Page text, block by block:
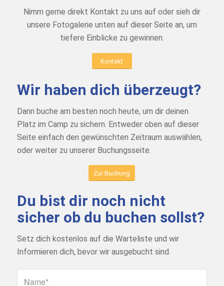
Nimm gerne direkt Kontakt zu uns auf oder sieh dir
unsere Fotogalerie unten auf dieser Seite an, um
tiefere Einblicke zu gewinnen.
Kontakt
Wir haben dich überzeugt?
Dann buche am besten noch heute, um dir deinen
Platz im Camp zu sichern. Entweder oben auf dieser
Seite einfach den gewünschten Zeitraum auswählen,
oder weiter zu unserer Buchungsseite.
Zur Buchung
Du bist dir noch nicht
sicher ob du buchen sollst?
Setz dich kostenlos auf die Warteliste und wir
Informieren dich, bevor wir ausgebucht sind.